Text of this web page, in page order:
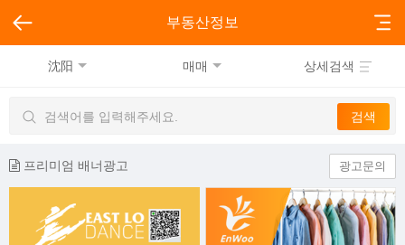
부동산정보
沈阳 매매 상세검색
프리미엄 배너광고 광고문의